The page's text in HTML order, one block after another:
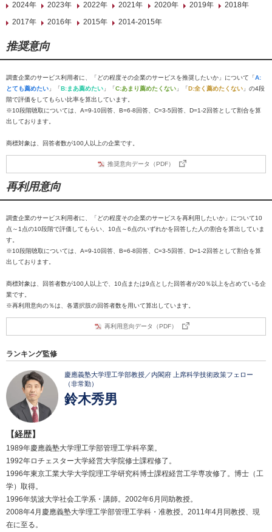
2024年
2023年 2022年 2021年 2020年 2019年
2018年
2017年
2016年 2015年 2014-2015年
推奨意向
調査企業のサービス利用者に、「どの程度その企業のサービスを推奨したいか」について「A:
とても薦めたい 」「B:まあ薦めたい 」「C:あまり薦めたくない 」「D:全く薦めたくない 」の4段
階で評価をしてもらい比率を算出しています。
※10段階聴取については、A=9-10回答、B=6-8回答、C=3-5回答、D=1-2回答として割合を算
出しております。
商標対象は、回答者数が100人以上の企業です。
推奨意向データ（PDF）
再利用意向
調査企業のサービス利用者に、「どの程度その企業のサービスを再利用したいか」について10
点～1点の10段階で評価してもらい、10点～6点のいずれかを回答した人の割合を算出していま
す。
※10段階聴取については、A=9-10回答、B=6-8回答、C=3-5回答、D=1-2回答として割合を算
出しております。
商標対象は、回答者数が100人以上で、10点または9点とした回答者が20％以上を占めている企
業です。
※再利用意向の％は、各選択肢の回答者数を用いて算出しています。
再利用意向データ（PDF）
ランキング監修
慶應義塾大学理工学部教授／内閣府 上席科学技術政策フェロー
（非常勤）
鈴木秀男
【経歴】
1989年慶應義塾大学理工学部管理工学科卒業。
1992年ロチェスター大学経営大学院修士課程修了。
1996年東京工業大学大学院理工学研究科博士課程経営工学専攻修了。博士（工
学）取得。
1996年筑波大学社会工学系・講師。2002年6月同助教授。
2008年4月慶應義塾大学理工学部管理工学科・准教授。2011年4月同教授、現
在に至る。